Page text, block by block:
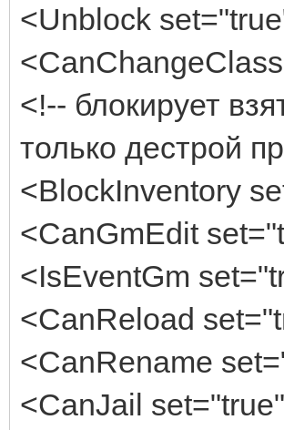
<Unblock
<!-- блокирует
только дестрой
<BlockInventory
<CanGmEdit
<IsEventGm
<CanReload
<CanRename
<CanJail